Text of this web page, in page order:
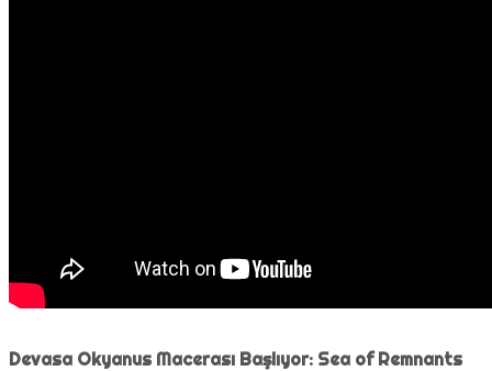
Devasa Okyanus Macerası Başlıyor: Sea of Remnants